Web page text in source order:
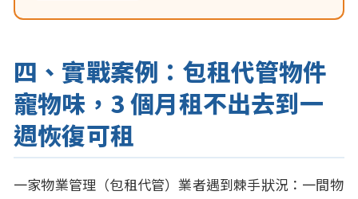
四、實戰案例：包租代管物件
寵物味，3 個月租不出去到一
週恢復可租
一家物業管理（包租代管）業者遇到棘手狀況：一間物